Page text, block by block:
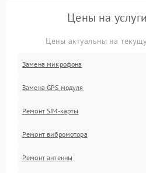
Цены на
Цены актуальны на
Замена микрофона
Замена GPS модуля
Ремонт SIM-карты
Ремонт вибромотора
Ремонт антенны